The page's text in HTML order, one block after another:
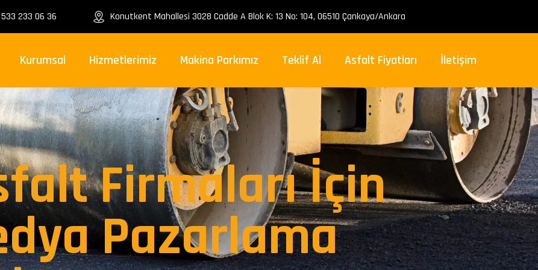
233 06 36 Konutkent Mahallesi 3028 Cadde A Blok K: 13 No: 104, 06510 Çankaya/Ankara
Kurumsal Hizmetlerimiz Makina Parkımız Teklif Al Asfalt Fiyatları İletişim
Firmaları İçin
Pazarlama